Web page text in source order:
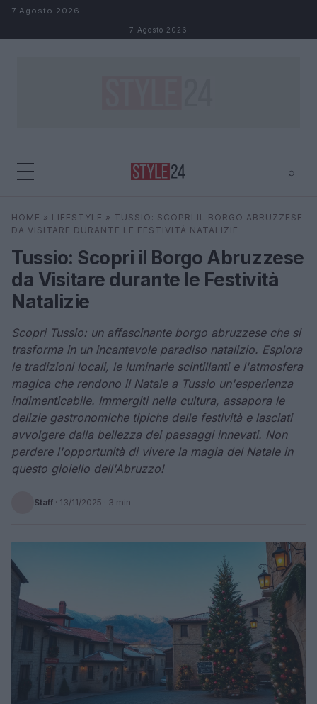
Salta al contenuto
7 Agosto 2026
7 Agosto 2026
⌕
Cerca ⌕ ×
HOME » LIFESTYLE » TUSSIO: SCOPRI IL BORGO ABRUZZESE
DA VISITARE DURANTE LE FESTIVITÀ NATALIZIE
Tussio: Scopri il Borgo Abruzzese
da Visitare durante le Festività
Natalizie
Scopri Tussio: un affascinante borgo abruzzese che si
trasforma in un incantevole paradiso natalizio. Esplora
le tradizioni locali, le luminarie scintillanti e l'atmosfera
magica che rendono il Natale a Tussio un'esperienza
indimenticabile. Immergiti nella cultura, assapora le
delizie gastronomiche tipiche delle festività e lasciati
avvolgere dalla bellezza dei paesaggi innevati. Non
perdere l'opportunità di vivere la magia del Natale in
questo gioiello dell'Abruzzo!
Staff · 13/11/2025 · 3 min